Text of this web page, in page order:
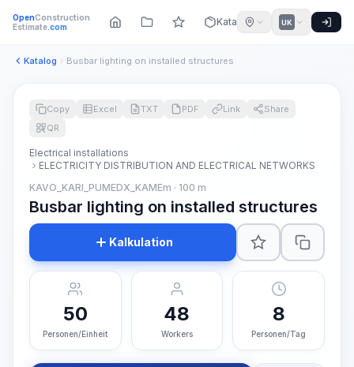
OpenConstruction
Estimate.com Katalog UK
Katalog Busbar lighting on installed structures
Copy Excel TXT PDF Link
Share
QR
Electrical installations
ELECTRICITY DISTRIBUTION AND ELECTRICAL NETWORKS
KAVO_KARI_PUMEDX_KAMEm · 100 m
Busbar lighting on installed structures
Kalkulation
50
Personen/Einheit
48
Workers
8
Personen/Tag